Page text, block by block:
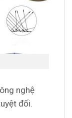
nghệ
đối.